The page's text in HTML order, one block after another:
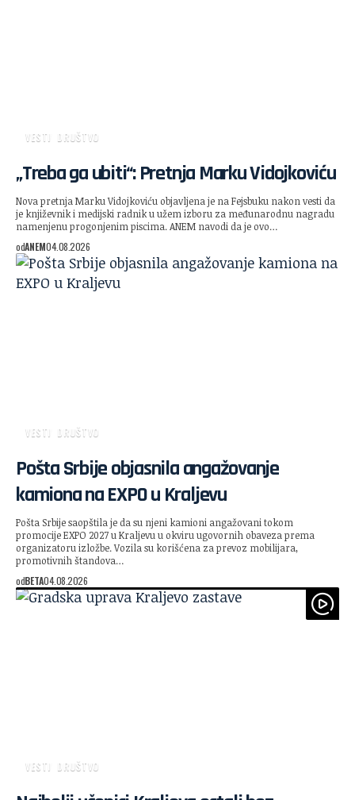
VESTI DRUŠTVO
„Treba ga ubiti“: Pretnja Marku Vidojkoviću
Nova pretnja Marku Vidojkoviću objavljena je na Fejsbuku nakon vesti da
je književnik i medijski radnik u užem izboru za međunarodnu nagradu
namenjenu progonjenim piscima. ANEM navodi da je ovo…
odANEM04.08.2026
VESTI DRUŠTVO
Pošta Srbije objasnila angažovanje
kamiona na EXPO u Kraljevu
Pošta Srbije saopštila je da su njeni kamioni angažovani tokom
promocije EXPO 2027 u Kraljevu u okviru ugovornih obaveza prema
organizatoru izložbe. Vozila su korišćena za prevoz mobilijara,
promotivnih štandova…
odBETA04.08.2026
VESTI DRUŠTVO